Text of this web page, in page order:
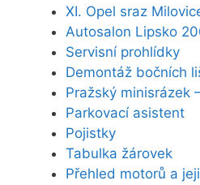
XI. Opel sraz
Autosalon Lipsko
Servisní prohlídky
Demontáž bočních
Pražský minisrázek
Parkovací asistent
Pojistky
Tabulka žárovek
Přehled motorů a